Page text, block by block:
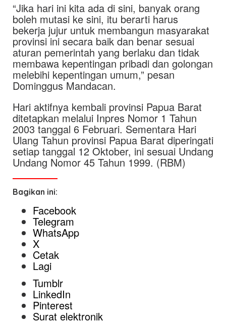
“Jika hari ini kita ada di sini, banyak orang
boleh mutasi ke sini, itu berarti harus
bekerja jujur untuk membangun masyarakat
provinsi ini secara baik dan benar sesuai
aturan pemerintah yang berlaku dan tidak
membawa kepentingan pribadi dan golongan
melebihi kepentingan umum,” pesan
Dominggus Mandacan.
Hari aktifnya kembali provinsi Papua Barat
ditetapkan melalui Inpres Nomor 1 Tahun
2003 tanggal 6 Februari. Sementara Hari
Ulang Tahun provinsi Papua Barat diperingati
setiap tanggal 12 Oktober, ini sesuai Undang
Undang Nomor 45 Tahun 1999. (RBM)
Bagikan ini:
Facebook
Telegram
WhatsApp
X
Cetak
Lagi
Tumblr
LinkedIn
Pinterest
Surat elektronik